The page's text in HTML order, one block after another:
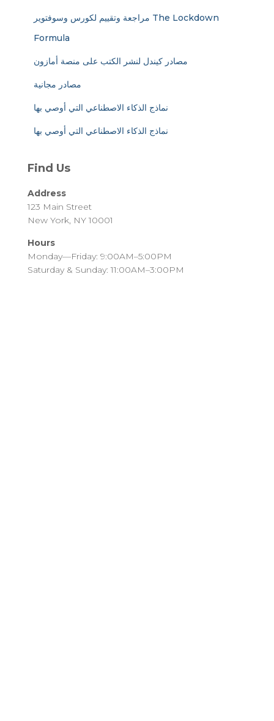
مراجعة وتقييم لكورس وسوفتوير The Lockdown
Formula
مصادر كيندل لنشر الكتب على منصة أمازون
مصادر مجانية
نماذج الذكاء الاصطناعي التي أوصي بها
نماذج الذكاء الاصطناعي التي أوصي بها
Find Us
Address
123 Main Street
New York, NY 10001
Hours
Monday—Friday: 9:00AM–5:00PM
Saturday & Sunday: 11:00AM–3:00PM